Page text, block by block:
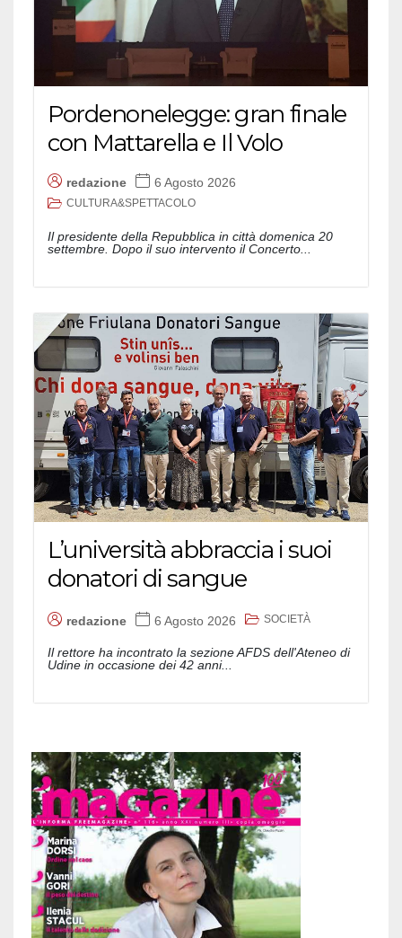
Pordenonelegge: gran finale
con Mattarella e Il Volo
redazione 6 Agosto 2026
CULTURA&SPETTACOLO
Il presidente della Repubblica in città domenica 20
settembre. Dopo il suo intervento il Concerto...
L’università abbraccia i suoi
donatori di sangue
redazione 6 Agosto 2026 SOCIETÀ
Il rettore ha incontrato la sezione AFDS dell'Ateneo di
Udine in occasione dei 42 anni...